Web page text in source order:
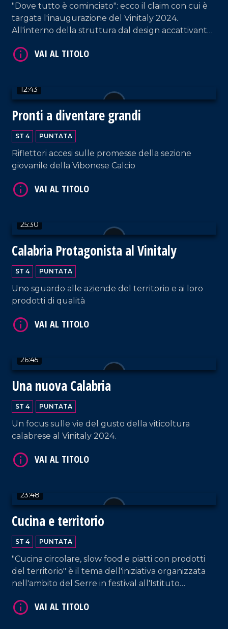
"Dove tutto è cominciato": ecco il claim con cui è
targata l'inaugurazione del Vinitaly 2024.
All'interno della struttura dal design accattivante,
da tutta la Calabria - raccontano la propria
anche dall'Italia.
12:43
Pronti a diventare grandi
ST 4 PUNTATA
Riflettori accesi sulle promesse della sezione
giovanile della Vibonese Calcio
25:30
Calabria Protagonista al Vinitaly
ST 4 PUNTATA
Uno sguardo alle aziende del territorio e ai loro
prodotti di qualità
26:45
Una nuova Calabria
ST 4 PUNTATA
Un focus sulle vie del gusto della viticoltura
calabrese al Vinitaly 2024.
23:48
Cucina e territorio
ST 4 PUNTATA
"Cucina circolare, slow food e piatti con prodotti
del territorio" è il tema dell'iniziativa organizzata
nell'ambito del Serre in festival all'Istituto
VAI AL TITOLO
VAI AL TITOLO
VAI AL TITOLO
VAI AL TITOLO
VAI AL TITOLO